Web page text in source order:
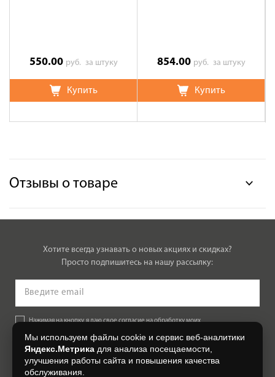
550.00 руб. за штуку
Купить
854.00 руб. за штуку
Купить
Отзывы о товаре
Хотите всегда узнавать о новых акциях и скидках?
Просто подпишитесь на нашу рассылку:
Нажимая на кнопку, я даю свое согласие на обработку моих
Согласии на обработку персональных данных.
Мы используем файлы cookie и сервис веб-аналитики
Яндекс.Метрика для анализа посещаемости,
улучшения работы сайта и повышения качества
обслуживания.